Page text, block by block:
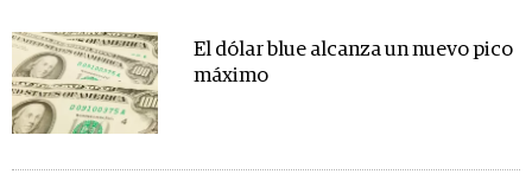
El dólar blue alcanza un nuevo pico
máximo